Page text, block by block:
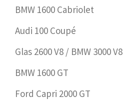
BMW 1600 Cabriolet
Audi 100 Coupé
Glas 2600 V8 / BMW 3000 V8
BMW 1600 GT
Ford Capri 2000 GT